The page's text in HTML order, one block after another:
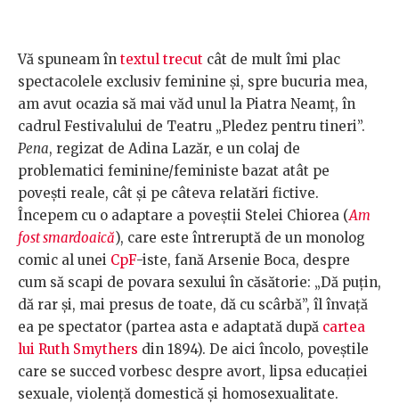
Vă spuneam în textul trecut cât de mult îmi plac
spectacolele exclusiv feminine şi, spre bucuria mea,
am avut ocazia să mai văd unul la Piatra Neamţ, în
cadrul Festivalului de Teatru „Pledez pentru tineri”.
Pena, regizat de Adina Lazăr, e un colaj de
problematici feminine/feministe bazat atât pe
poveşti reale, cât şi pe câteva relatări fictive.
Începem cu o adaptare a poveştii Stelei Chiorea (Am
fost smardoaică), care este întreruptă de un monolog
comic al unei CpF-iste, fană Arsenie Boca, despre
cum să scapi de povara sexului în căsătorie: „Dă puţin,
dă rar şi, mai presus de toate, dă cu scârbă”, îl învaţă
ea pe spectator (partea asta e adaptată după cartea
lui Ruth Smythers din 1894). De aici încolo, poveştile
care se succed vorbesc despre avort, lipsa educaţiei
sexuale, violenţă domestică şi homosexualitate.